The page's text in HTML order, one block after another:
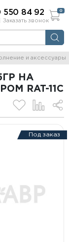
Заказать звонок
550 84 92 0
и аксессуары
НА
RAT-11C
Под заказ